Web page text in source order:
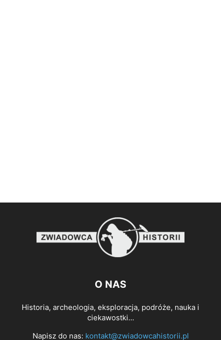
O NAS
Historia, archeologia, eksploracja, podróże, nauka i
ciekawostki...
Napisz do nas: kontakt@zwiadowcahistorii.pl